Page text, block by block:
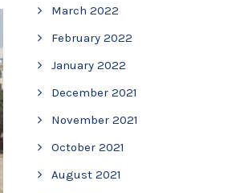
March 2022
February 2022
January 2022
December 2021
November 2021
October 2021
August 2021